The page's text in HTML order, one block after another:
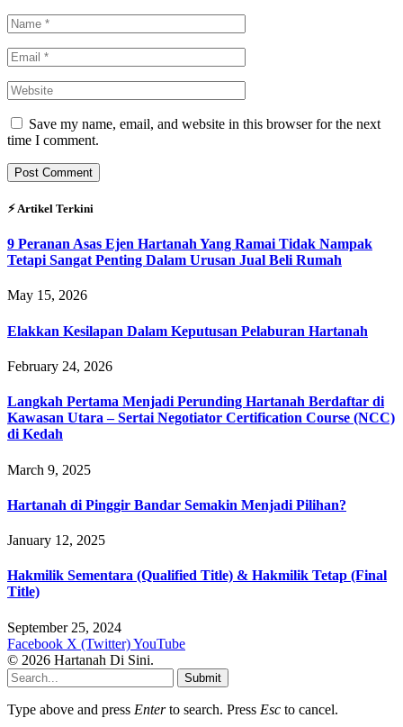
Save my name, email, and website in this browser for the next
time I comment.
⚡︎ Artikel Terkini
9 Peranan Asas Ejen Hartanah Yang Ramai Tidak Nampak
Tetapi Sangat Penting Dalam Urusan Jual Beli Rumah
May 15, 2026
Elakkan Kesilapan Dalam Keputusan Pelaburan Hartanah
February 24, 2026
Langkah Pertama Menjadi Perunding Hartanah Berdaftar di
Kawasan Utara – Sertai Negotiator Certification Course (NCC)
di Kedah
March 9, 2025
Hartanah di Pinggir Bandar Semakin Menjadi Pilihan?
January 12, 2025
Hakmilik Sementara (Qualified Title) & Hakmilik Tetap (Final
Title)
September 25, 2024
Facebook X (Twitter)YouTube
© 2026 Hartanah Di Sini.
Submit
Type above and press Enterto search. Press Esc to cancel.